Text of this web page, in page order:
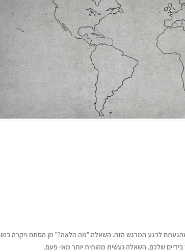
לרגע המרגש הזה. השאלה "מה הלאה?" מן הסתם ניקרה
שלכם, השאלה נעשית מהותית יותר מאי-פעם.